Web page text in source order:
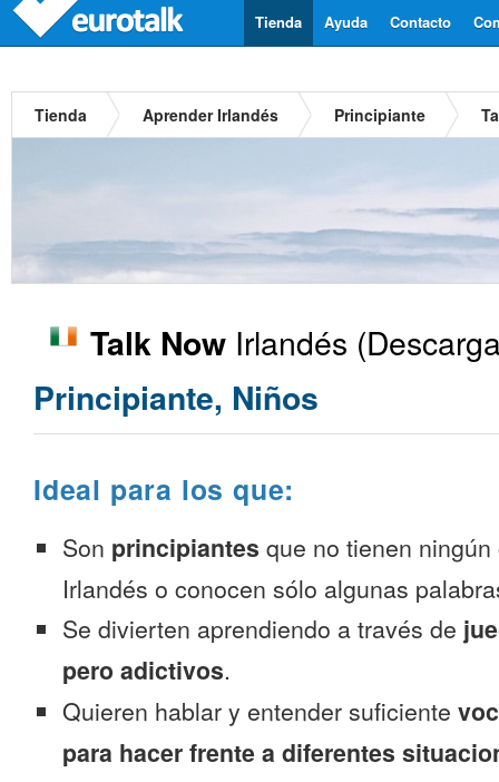
Contacto
Ayuda
Tienda
Tienda Aprender Irlandés Principiante
Talk Now Irlandés
Principiante, Niños
Ideal para los que:
Son principiantes que no tienen
Irlandés o conocen sólo algunas
Se divierten aprendiendo a través de
pero adictivos.
Quieren hablar y entender suficiente
para hacer frente a diferentes